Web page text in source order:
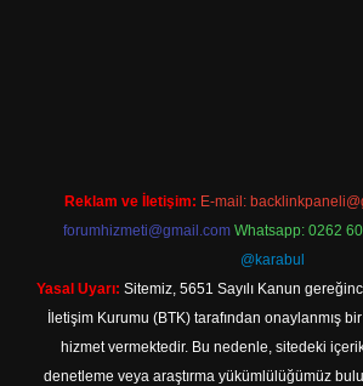
Reklam ve İletişim: E-mail:
forumhizmeti@gmail.com Whatsapp: 0262
@karabul
Yasal Uyarı: Sitemiz, 5651 Sayılı Kanun
İletişim Kurumu (BTK) tarafından onaylanmış
hizmet vermektedir. Bu nedenle, sitedeki
denetleme veya araştırma yükümlülüğümüz